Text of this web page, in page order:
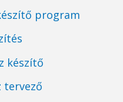
program
készítő
tervező